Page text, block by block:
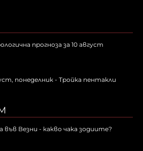
прогноза за 10 август
понеделник - Тройка пентакли
във Везни - какво чака зодиите?